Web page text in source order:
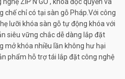
ZIP’N’GO , khóa độc quyền và
chỉ có tại sàn gỗ Pháp.Với công
lưỡi khóa sàn gỗ tự động khóa với
siêu vững chắc dễ dàng lắp đặt
mở khóa nhiều lần không hư hại
phẩm hỗ trợ tái lắp đặt công nghệ